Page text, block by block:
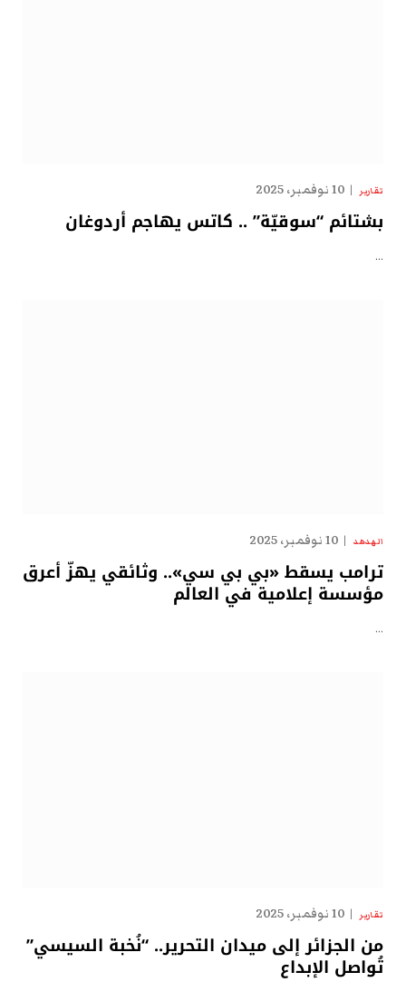
تقارير 10 نوفمبر، 2025
بشتائم “سوقيّة” .. كاتس يهاجم أردوغان
…
الهدهد 10 نوفمبر، 2025
ترامب يسقط «بي بي سي».. وثائقي يهزّ أعرق
مؤسسة إعلامية في العالم
…
تقارير 10 نوفمبر، 2025
من الجزائر إلى ميدان التحرير.. “نُخبة السيسي”
تُواصل الإبداع